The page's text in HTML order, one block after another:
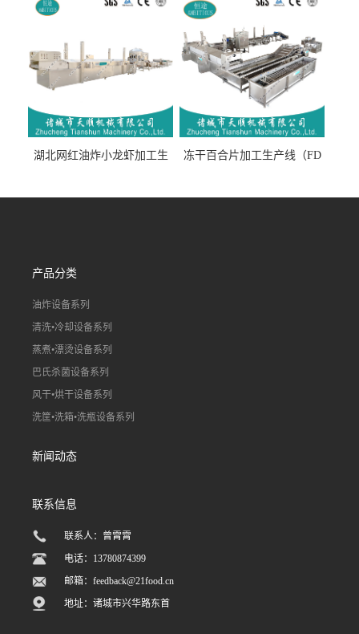
流水线）
湖北网红油炸小龙虾加工生
线）
冻干百合片加工生产线（FD
线）
产品分类
油炸设备系列
清洗•冷却设备系列
蒸煮•漂烫设备系列
巴氏杀菌设备系列
风干•烘干设备系列
洗筐•洗箱•洗瓶设备系列
新闻动态
联系信息
联系人：曾霄霄
电话：13780874399
邮箱：feedback@21food.cn
地址：诸城市兴华路东首